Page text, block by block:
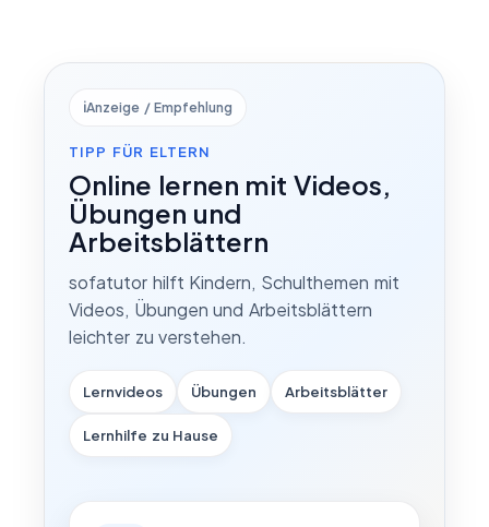
ℹ️Anzeige / Empfehlung
TIPP FÜR ELTERN
Online lernen mit Videos,
Übungen und
Arbeitsblättern
sofatutor hilft Kindern, Schulthemen mit
Videos, Übungen und Arbeitsblättern
leichter zu verstehen.
Lernvideos Übungen Arbeitsblätter
Lernhilfe zu Hause